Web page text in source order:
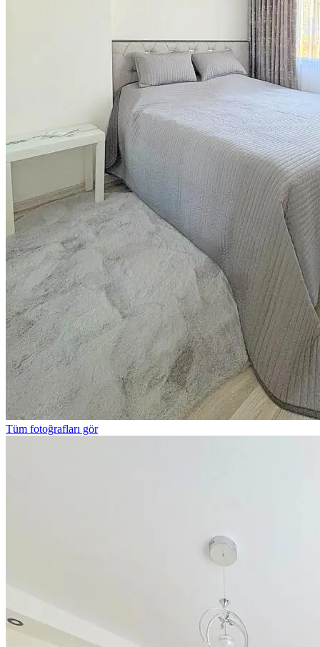
Tüm fotoğrafları gör